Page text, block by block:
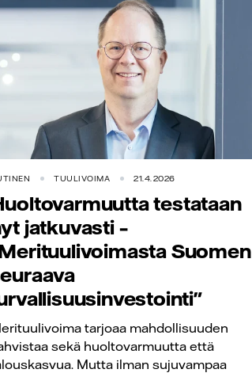
TUULIVOIMA 21.4.2026
testataan
jatkuvasti –
Suomen
tarjoaa mahdollisuuden
sekä huoltovarmuutta että
Mutta ilman sujuvampaa